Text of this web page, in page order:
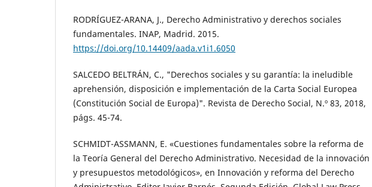
RODRÍGUEZ-ARANA, J., Derecho Administrativo y derechos sociales
fundamentales. INAP, Madrid. 2015.
https://doi.org/10.14409/aada.v1i1.6050
SALCEDO BELTRÁN, C., "Derechos sociales y su garantía: la ineludible
aprehensión, disposición e implementación de la Carta Social Europea
(Constitución Social de Europa)". Revista de Derecho Social, N.º 83, 2018,
págs. 45-74.
SCHMIDT-ASSMANN, E. «Cuestiones fundamentales sobre la reforma de
la Teoría General del Derecho Administrativo. Necesidad de la innovación
y presupuestos metodológicos», en Innovación y reforma del Derecho